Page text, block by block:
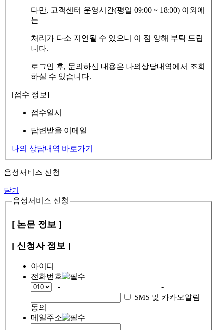
다만, 고객센터 운영시간(평일 09:00 ~ 18:00) 이외에
는
처리가 다소 지연될 수 있으니 이 점 양해 부탁 드립
니다.
로그인 후, 문의하신 내용은 나의상담내역에서 조회
하실 수 있습니다.
[접수 정보]
접수일시
답변받을 이메일
나의 상담내역 바로가기
음성서비스 신청
닫기
음성서비스 신청
[ 논문 정보 ]
[ 신청자 정보 ]
아이디
전화번호
-
-
SMS 및 카카오알림
동의
메일주소